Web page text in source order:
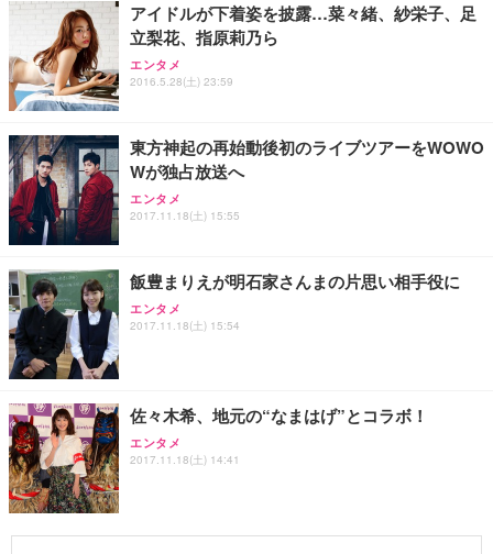
アイドルが下着姿を披露…菜々緒、紗栄子、足
立梨花、指原莉乃ら
エンタメ
2016.5.28(土) 23:59
東方神起の再始動後初のライブツアーをWOWO
Wが独占放送へ
エンタメ
2017.11.18(土) 15:55
飯豊まりえが明石家さんまの片思い相手役に
エンタメ
2017.11.18(土) 15:54
佐々木希、地元の“なまはげ”とコラボ！
エンタメ
2017.11.18(土) 14:41